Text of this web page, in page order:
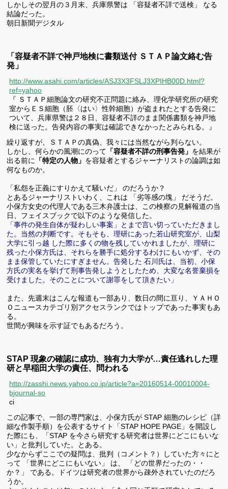
しかしその翌月の３月末、兵庫県警は 「容疑者不詳で送検」 なる
結論だった。
朝日新聞デジタル
「容疑者不詳で神戸地検に書類送付 ＳＴＡＰ論文絡む告
発」
http://www.asahi.com/articles/ASJ3X3FSLJ3XPIHB00D.html?
ref=yahoo
『 ＳＴＡＰ細胞論文の研究不正問題に絡み、理化学研究所の研究
室からＥＳ細胞（胚〈はい〉性幹細胞）が盗まれたとする告発に
ついて、兵庫県警は２８日、容疑者不詳のまま関係書類を神戸地
検に送った。告発内容の事実は確認できなかったとみられる。』
繰り返すが、ＳＴＡＰの真偽、我々には当然ながら判らない。
しかし、何らかの風潮にのって 「容疑者不詳の刑事告発」 を結果が
出る前に
「特定の人物」 を容疑者とするジャーナリストの論調は如
何なものか。
「私怨を正義にすりかえて騒いだ」 のだろうか？
とあるジャーナリストいわく、これは 「劣等感の塊」 だそうだ。
小保方女史の代理人である三木弁護士は、この検察の見解報道の当
日、フェイスブックで以下のような発信した。
「事件の発生自体が疑わしい事案」とまで言い切っていただきまし
た。当然の判断です。そもそも、理研にあった若山研究室が、山梨
大学に引っ越 した際に多くの物を残していかれましたが、理研に
残った小保方氏は、それらを勝手に処分するわけにもいかず、その
まま保管していたにすぎません。告発した 石川氏は、当初、小保
方氏の実名を挙げて刑事告発しようとしたため、大変な名誉棄損を
受けました。そのことについて謝罪をして頂きたい」
また、先週末はこんな報道も一部あり、数日の間に亘り、ＹＡＨＯ
Ｏニュースカテゴリ別アクセスランクではトップであった事実もあ
る。
世間が興味を示す証でもあるだろう。
STAP 現象の確認に成功、独有力大学が…責任逃れした理
研と早稲田大学の責任、問われる
http://zasshi.news.yahoo.co.jp/article?a=20160514-00010004-
bjournal-so
ci
この記事で、一部の専門家は、小保方氏が STAP 細胞のレシピ（詳
細な作製手順）を公表するサイト「STAP HOPE PAGE」を開設し
た際にも、「STAP を今さら研究する研究者は世界にどこにもいな
い」と批判していた。とある。
少なからずここでの疑問は、批判（コメント？）していた方々にと
って 「世界にどこにもいない」 は、 「どの世界だったの・・
か？」 である。ドイツは研究者の世界から疎外されていたのだろ
うか。